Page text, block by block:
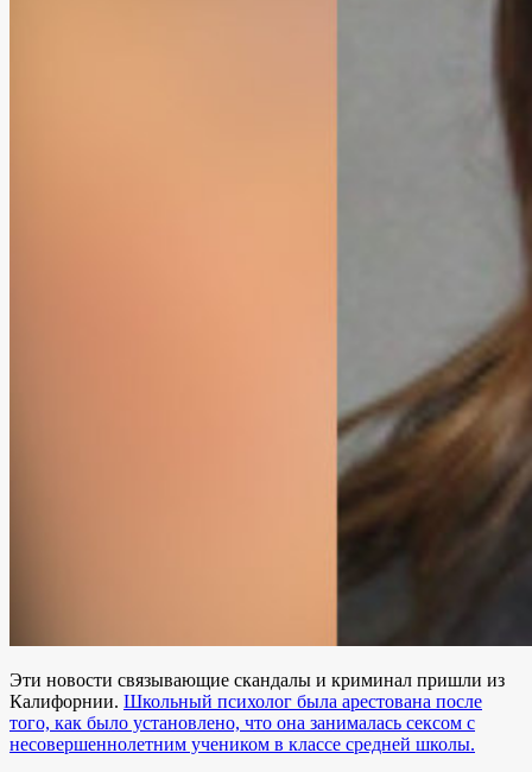
Эти новости связывающие скандалы и криминал пришли из
Калифорнии. Школьный психолог была арестована после
того, как было установлено, что она занималась сексом с
несовершеннолетним учеником в классе средней школы.